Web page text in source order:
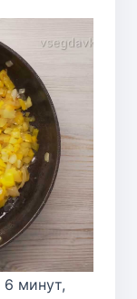
минут,